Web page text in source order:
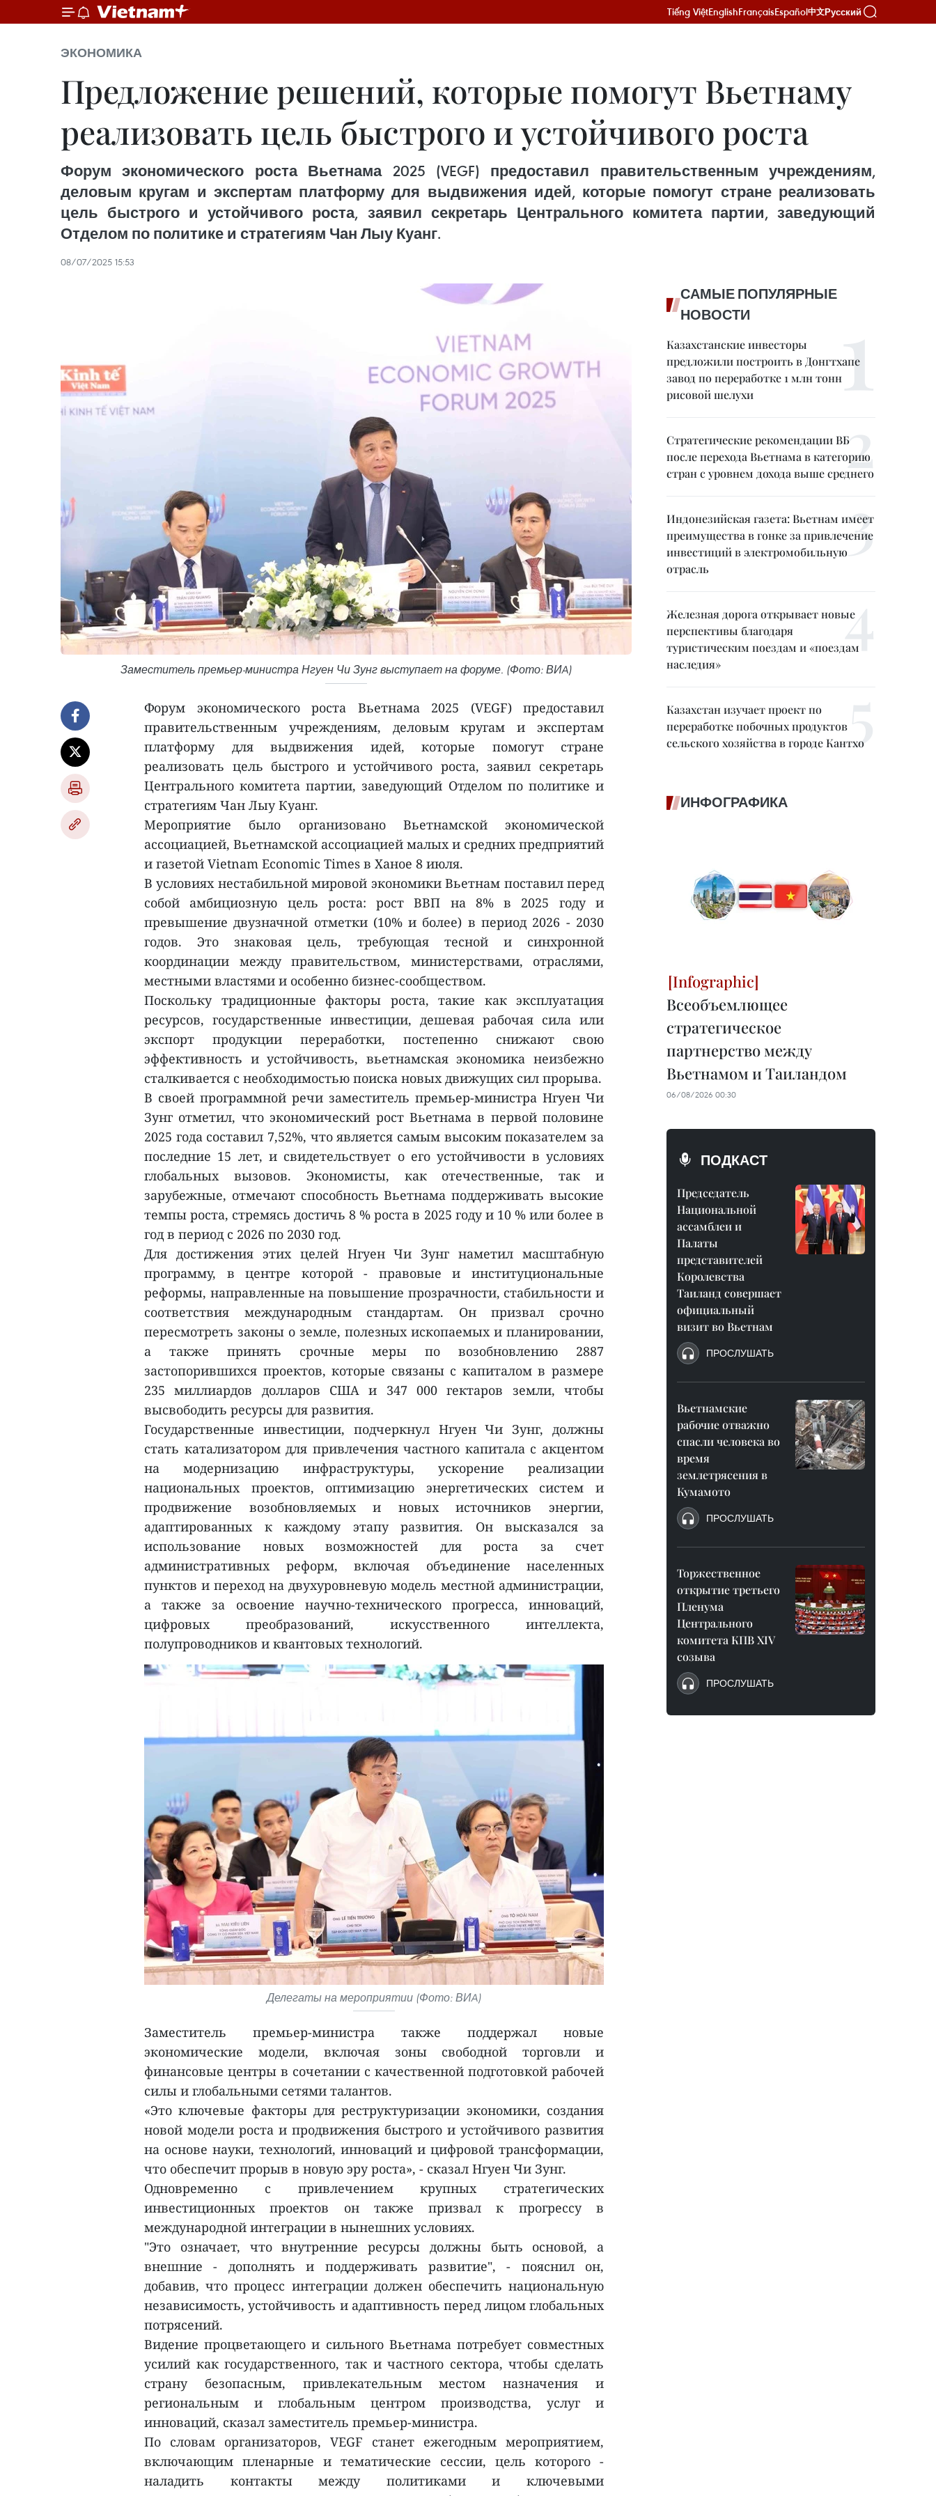
Tiếng ViệtEnglishFrançaisEspañol中文Русский
ЭКОНОМИКА
Предложение решений, которые помогут Вьетнаму
реализовать цель быстрого и устойчивого роста
Форум экономического роста Вьетнама 2025 (VEGF) предоставил правительственным учреждениям,
деловым кругам и экспертам платформу для выдвижения идей, которые помогут стране реализовать
цель быстрого и устойчивого роста, заявил секретарь Центрального комитета партии, заведующий
Отделом по политике и стратегиям Чан Лыу Куанг.
08/07/2025 15:53
Заместитель премьер-министра Нгуен Чи Зунг выступает на форуме. (Фото: ВИA)
Форум экономического роста Вьетнама 2025 (VEGF) предоставил
правительственным учреждениям, деловым кругам и экспертам
платформу для выдвижения идей, которые помогут стране
реализовать цель быстрого и устойчивого роста, заявил секретарь
Центрального комитета партии, заведующий Отделом по политике и
стратегиям Чан Лыу Куанг.
Мероприятие было организовано Вьетнамской экономической
ассоциацией, Вьетнамской ассоциацией малых и средних предприятий
и газетой Vietnam Economic Times в Ханое 8 июля.
В условиях нестабильной мировой экономики Вьетнам поставил перед
собой амбициозную цель роста: рост ВВП на 8% в 2025 году и
превышение двузначной отметки (10% и более) в период 2026 - 2030
годов. Это знаковая цель, требующая тесной и синхронной
координации между правительством, министерствами, отраслями,
местными властями и особенно бизнес-сообществом.
Поскольку традиционные факторы роста, такие как эксплуатация
ресурсов, государственные инвестиции, дешевая рабочая сила или
экспорт продукции переработки, постепенно снижают свою
эффективность и устойчивость, вьетнамская экономика неизбежно
сталкивается с необходимостью поиска новых движущих сил прорыва.
В своей программной речи заместитель премьер-министра Нгуен Чи
Зунг отметил, что экономический рост Вьетнама в первой половине
2025 года составил 7,52%, что является самым высоким показателем за
последние 15 лет, и свидетельствует о его устойчивости в условиях
глобальных вызовов. Экономисты, как отечественные, так и
зарубежные, отмечают способность Вьетнама поддерживать высокие
темпы роста, стремясь достичь 8 % роста в 2025 году и 10 % или более в
год в период с 2026 по 2030 год.
Для достижения этих целей Нгуен Чи Зунг наметил масштабную
программу, в центре которой - правовые и институциональные
реформы, направленные на повышение прозрачности, стабильности и
соответствия международным стандартам. Он призвал срочно
пересмотреть законы о земле, полезных ископаемых и планировании,
а также принять срочные меры по возобновлению 2887
застопорившихся проектов, которые связаны с капиталом в размере
235 миллиардов долларов США и 347 000 гектаров земли, чтобы
высвободить ресурсы для развития.
Государственные инвестиции, подчеркнул Нгуен Чи Зунг, должны
стать катализатором для привлечения частного капитала с акцентом
на модернизацию инфраструктуры, ускорение реализации
национальных проектов, оптимизацию энергетических систем и
продвижение возобновляемых и новых источников энергии,
адаптированных к каждому этапу развития. Он высказался за
использование новых возможностей для роста за счет
административных реформ, включая объединение населенных
пунктов и переход на двухуровневую модель местной администрации,
а также за освоение научно-технического прогресса, инноваций,
цифровых преобразований, искусственного интеллекта,
полупроводников и квантовых технологий.
Делегаты на мероприятии (Фото: ВИA)
Заместитель премьер-министра также поддержал новые
экономические модели, включая зоны свободной торговли и
финансовые центры в сочетании с качественной подготовкой рабочей
силы и глобальными сетями талантов.
«Это ключевые факторы для реструктуризации экономики, создания
новой модели роста и продвижения быстрого и устойчивого развития
на основе науки, технологий, инноваций и цифровой трансформации,
что обеспечит прорыв в новую эру роста», - сказал Нгуен Чи Зунг.
Одновременно с привлечением крупных стратегических
инвестиционных проектов он также призвал к прогрессу в
международной интеграции в нынешних условиях.
"Это означает, что внутренние ресурсы должны быть основой, а
внешние - дополнять и поддерживать развитие", - пояснил он,
добавив, что процесс интеграции должен обеспечить национальную
независимость, устойчивость и адаптивность перед лицом глобальных
потрясений.
Видение процветающего и сильного Вьетнама потребует совместных
усилий как государственного, так и частного сектора, чтобы сделать
страну безопасным, привлекательным местом назначения и
региональным и глобальным центром производства, услуг и
инноваций, сказал заместитель премьер-министра.
По словам организаторов, VEGF станет ежегодным мероприятием,
включающим пленарные и тематические сессии, цель которого -
наладить контакты между политиками и ключевыми
САМЫЕ ПОПУЛЯРНЫЕ
НОВОСТИ
Казахстанские инвесторы
предложили построить в Донгтхапе
завод по переработке 1 млн тонн
рисовой шелухи
Стратегические рекомендации ВБ
после перехода Вьетнама в категорию
стран с уровнем дохода выше среднего
Индонезийская газета: Вьетнам имеет
преимущества в гонке за привлечение
инвестиций в электромобильную
отрасль
Железная дорога открывает новые
перспективы благодаря
туристическим поездам и «поездам
наследия»
Казахстан изучает проект по
переработке побочных продуктов
сельского хозяйства в городе Кантхо
ИНФОГРАФИКА
Всеобъемлющее
стратегическое
партнерство между
Вьетнамом и Таиландом
06/08/2026 00:30
ПОДКАСТ
Председатель
Национальной
ассамблеи и
Палаты
представителей
Королевства
Таиланд совершает
официальный
визит во Вьетнам
ПРОСЛУШАТЬ
Вьетнамские
рабочие отважно
спасли человека во
время
землетрясения в
Кумамото
ПРОСЛУШАТЬ
Торжественное
открытие третьего
Пленума
Центрального
комитета КПВ XIV
созыва
ПРОСЛУШАТЬ